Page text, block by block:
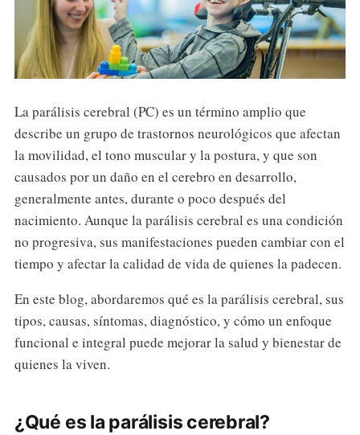
La parálisis cerebral (PC) es un término amplio que
describe un grupo de trastornos neurológicos que afectan
la movilidad, el tono muscular y la postura, y que son
causados por un daño en el cerebro en desarrollo,
generalmente antes, durante o poco después del
nacimiento. Aunque la parálisis cerebral es una condición
no progresiva, sus manifestaciones pueden cambiar con el
tiempo y afectar la calidad de vida de quienes la padecen.
En este blog, abordaremos qué es la parálisis cerebral, sus
tipos, causas, síntomas, diagnóstico, y cómo un enfoque
funcional e integral puede mejorar la salud y bienestar de
quienes la viven.
¿Qué es la parálisis cerebral?